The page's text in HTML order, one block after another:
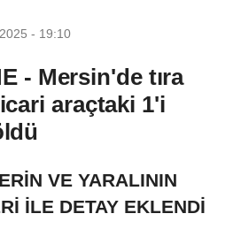
- 19:10
- Mersin'de tıra
araçtaki 1'i
VE YARALININ
İLE DETAY EKLENDİ